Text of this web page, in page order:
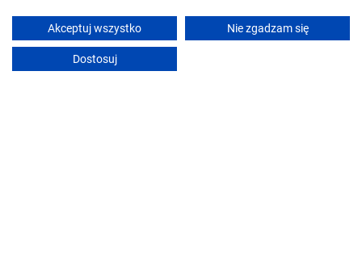
Akceptuj wszystko Nie zgadzam się
Dostosuj